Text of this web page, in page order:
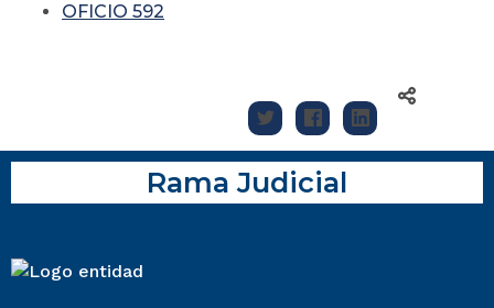
OFICIO 592
Rama Judicial